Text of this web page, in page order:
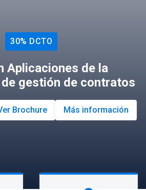
30% DCTO
Aplicaciones de la
gestión de contratos
Brochure Más información